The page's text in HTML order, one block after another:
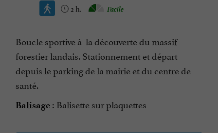
2 h. Facile
Boucle sportive à la découverte du massif
forestier landais. Stationnement et départ
depuis le parking de la mairie et du centre de
santé.
Balisage : Balisette sur plaquettes